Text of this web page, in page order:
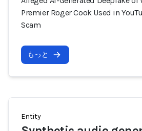
Premier Roger Cook Used in
Scam
もっと
Entity